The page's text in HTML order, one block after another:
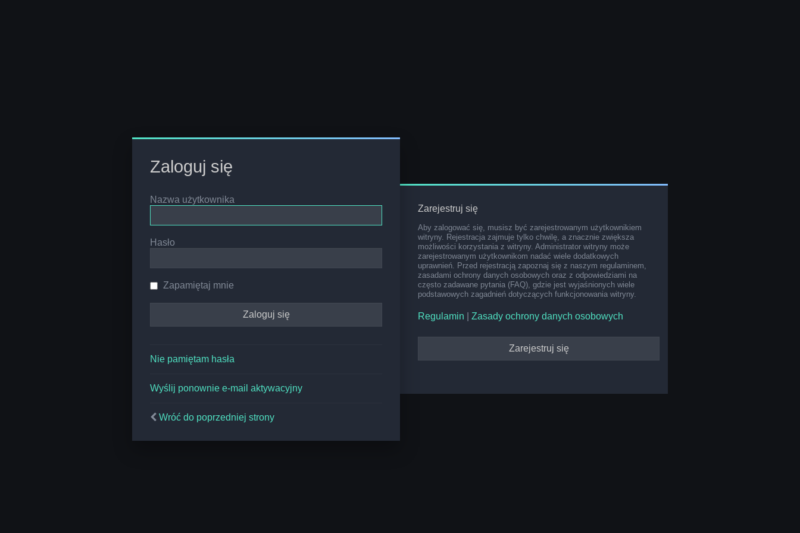
Zaloguj się
Nazwa użytkownika
Hasło
Zapamiętaj mnie
Nie pamiętam hasła
Wyślij ponownie e-mail aktywacyjny
Wróć do poprzedniej strony
Zarejestruj się
Aby zalogować się, musisz być zarejestrowanym użytkownikiem
witryny. Rejestracja zajmuje tylko chwilę, a znacznie zwiększa
możliwości korzystania z witryny. Administrator witryny może
zarejestrowanym użytkownikom nadać wiele dodatkowych
uprawnień. Przed rejestracją zapoznaj się z naszym regulaminem,
zasadami ochrony danych osobowych oraz z odpowiedziami na
często zadawane pytania (FAQ), gdzie jest wyjaśnionych wiele
podstawowych zagadnień dotyczących funkcjonowania witryny.
Regulamin Zasady ochrony danych osobowych
Zarejestruj się